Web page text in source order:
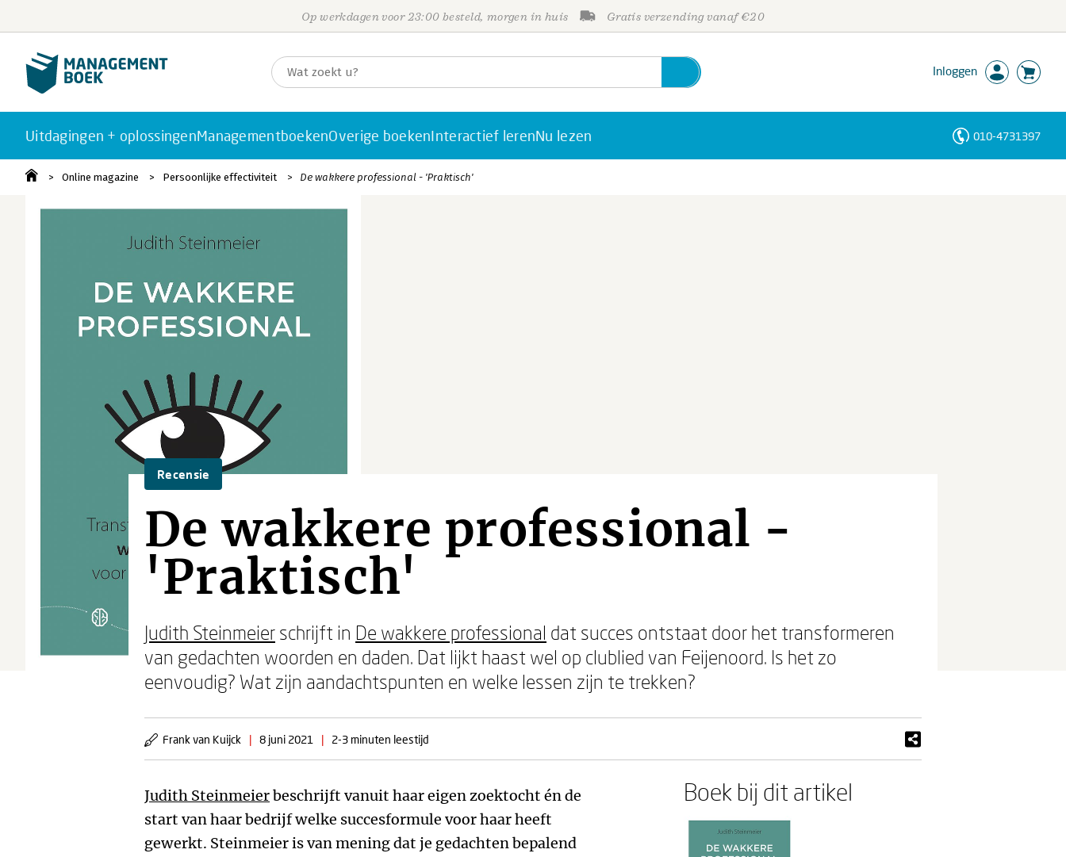
Op werkdagen voor 23:00 besteld, morgen in huis Gratis verzending vanaf €20
Inloggen
Uitdagingen + oplossingenManagementboekenOverige boekenInteractief lerenNu lezen 010-4731397
Online magazine Persoonlijke effectiviteit De wakkere professional - 'Praktisch'
Recensie
De wakkere professional -
'Praktisch'
Judith Steinmeier schrijft in De wakkere professional dat succes ontstaat door het transformeren
van gedachten woorden en daden. Dat lijkt haast wel op clublied van Feijenoord. Is het zo
eenvoudig? Wat zijn aandachtspunten en welke lessen zijn te trekken?
Frank van Kuijck | 8 juni 2021 | 2-3 minuten leestijd
Judith Steinmeierbeschrijft vanuit haar eigen zoektocht én de
start van haar bedrijf welke succesformule voor haar heeft
gewerkt. Steinmeier is van mening dat je gedachten bepalend
Boek bij dit artikel
Personen